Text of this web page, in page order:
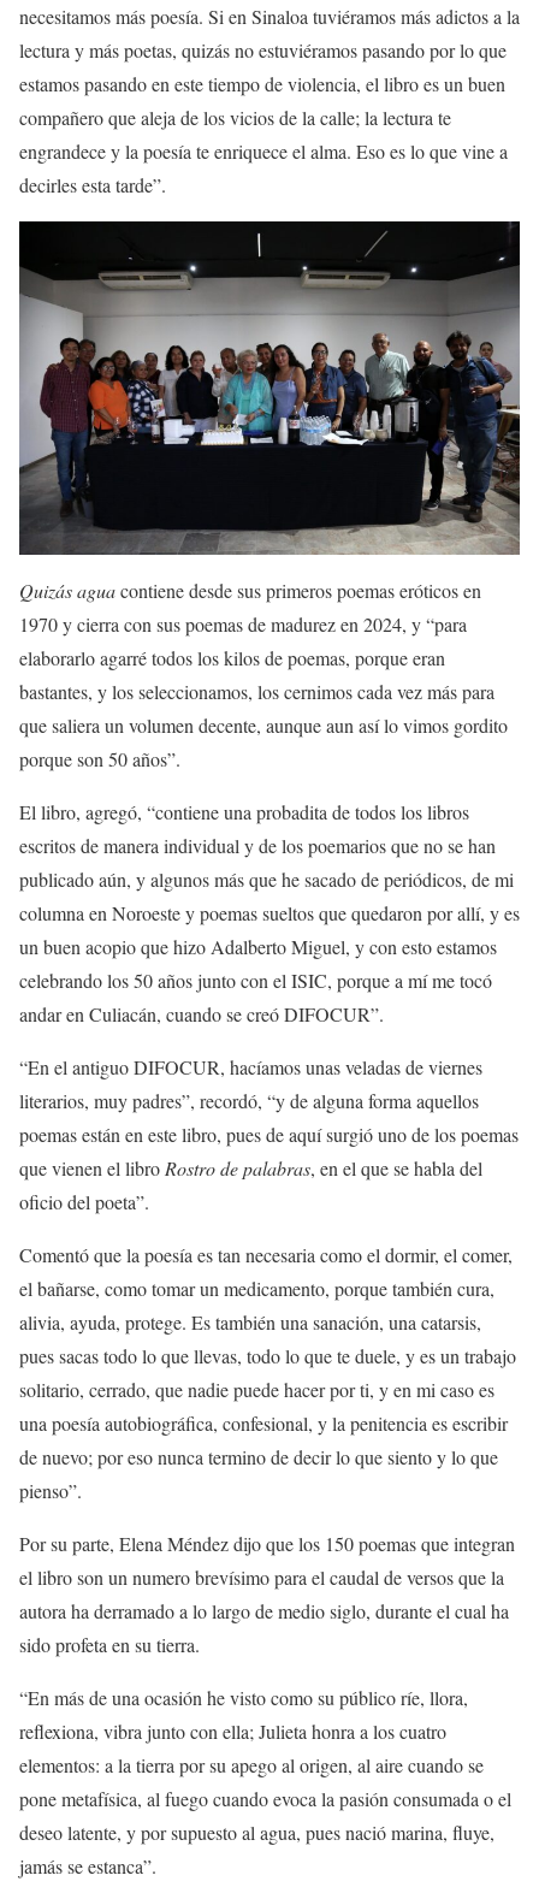
necesitamos más poesía. Si en Sinaloa tuviéramos más adictos a la
lectura y más poetas, quizás no estuviéramos pasando por lo que
estamos pasando en este tiempo de violencia, el libro es un buen
compañero que aleja de los vicios de la calle; la lectura te
engrandece y la poesía te enriquece el alma. Eso es lo que vine a
decirles esta tarde”.
Quizás aguacontiene desde sus primeros poemas eróticos en
1970 y cierra con sus poemas de madurez en 2024, y “para
elaborarlo agarré todos los kilos de poemas, porque eran
bastantes, y los seleccionamos, los cernimos cada vez más para
que saliera un volumen decente, aunque aun así lo vimos gordito
porque son 50 años”.
El libro, agregó, “contiene una probadita de todos los libros
escritos de manera individual y de los poemarios que no se han
publicado aún, y algunos más que he sacado de periódicos, de mi
columna en Noroeste y poemas sueltos que quedaron por allí, y es
un buen acopio que hizo Adalberto Miguel, y con esto estamos
celebrando los 50 años junto con el ISIC, porque a mí me tocó
andar en Culiacán, cuando se creó DIFOCUR”.
“En el antiguo DIFOCUR, hacíamos unas veladas de viernes
literarios, muy padres”, recordó, “y de alguna forma aquellos
poemas están en este libro, pues de aquí surgió uno de los poemas
que vienen el libro Rostro de palabras, en el que se habla del
oficio del poeta”.
Comentó que la poesía es tan necesaria como el dormir, el comer,
el bañarse, como tomar un medicamento, porque también cura,
alivia, ayuda, protege. Es también una sanación, una catarsis,
pues sacas todo lo que llevas, todo lo que te duele, y es un trabajo
solitario, cerrado, que nadie puede hacer por ti, y en mi caso es
una poesía autobiográfica, confesional, y la penitencia es escribir
de nuevo; por eso nunca termino de decir lo que siento y lo que
pienso”.
Por su parte, Elena Méndez dijo que los 150 poemas que integran
el libro son un numero brevísimo para el caudal de versos que la
autora ha derramado a lo largo de medio siglo, durante el cual ha
sido profeta en su tierra.
“En más de una ocasión he visto como su público ríe, llora,
reflexiona, vibra junto con ella; Julieta honra a los cuatro
elementos: a la tierra por su apego al origen, al aire cuando se
pone metafísica, al fuego cuando evoca la pasión consumada o el
deseo latente, y por supuesto al agua, pues nació marina, fluye,
jamás se estanca”.